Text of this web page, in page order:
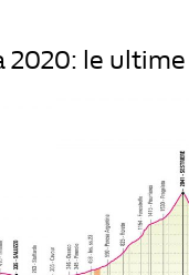
2020: le